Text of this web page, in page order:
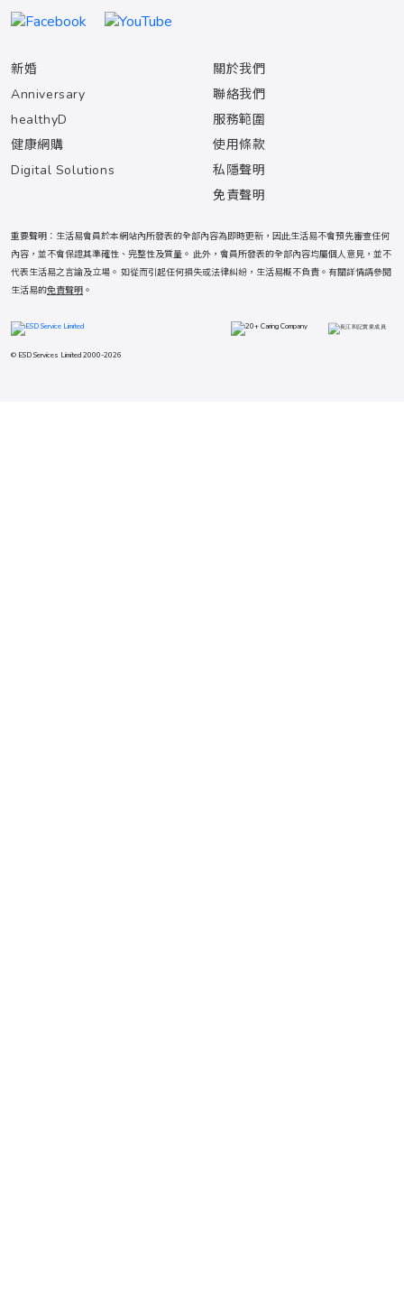
新婚
Anniversary
healthyD
健康網購
Digital Solutions
關於我們
聯絡我們
服務範圍
使用條款
私隱聲明
免責聲明
重要聲明：生活易會員於本網站內所發表的全部內容為即時更新，因此生活易不會預先審查任何
內容，並不會保證其準確性、完整性及質量。 此外，會員所發表的全部內容均屬個人意見，並不
代表生活易之言論及立場。 如從而引起任何損失或法律糾紛，生活易概不負責。有關詳情請參閱
生活易的免責聲明 。
© ESD Services Limited 2000-2026